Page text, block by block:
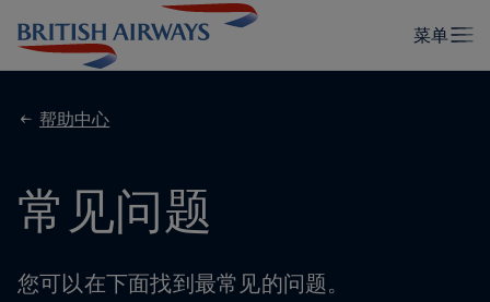
帮助中心
常见问题
您可以在下面找到最常见的问题。